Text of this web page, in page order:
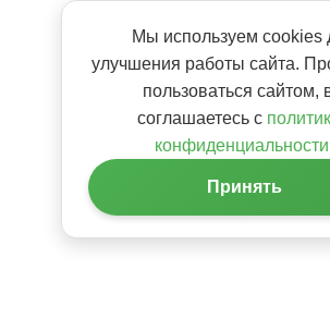
Мы используем cookies
улучшения работы сайта.
пользоваться сайтом,
соглашаетесь с
конфиденциальности
Принять